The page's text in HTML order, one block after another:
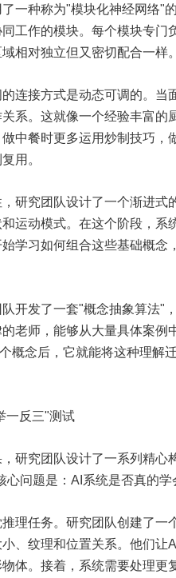
一种称为"模块化神经网络"
工作的模块。每个模块专
相对独立但又密切配合一样。
连接方式是动态可调的。当
系。这就像一个经验丰富
中餐时更多运用炒制技巧，
用。
研究团队设计了一个渐进
运动模式。在这个阶段，
学习如何组合这些基础概
开发了一套"概念抽象算法"
老师，能够从大量具体案
概念后，它就能将这种理解
一反三"测试
研究团队设计了一系列精
问题是：AI系统是否真的
理任务。研究团队创建了
、纹理和位置关系。他们
体。接着，系统需要处理